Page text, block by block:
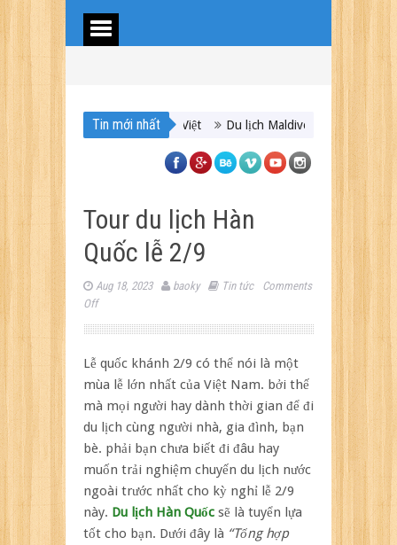
Tin mới nhất
Du lịch Maldives – Lần đầu nên đi đâu, chơi gì?
Tour du lịch Hàn
Quốc lễ 2/9
Aug 18, 2023 baoky Tin tức
Comments
Offon
du
Hàn
Quốc
lễ
2/9
Lễ quốc khánh 2/9 có thể nói là một
mùa lễ lớn nhất của Việt Nam. bởi thế
mà mọi người hay dành thời gian để đi
du lịch cùng người nhà, gia đình, bạn
bè. phải bạn chưa biết đi đâu hay
muốn trải nghiệm chuyến du lịch nước
ngoài trước nhất cho kỳ nghỉ lễ 2/9
này. Du lịch Hàn Quốc sẽ là tuyển lựa
tốt cho bạn. Dưới đây là “Tổng hợp